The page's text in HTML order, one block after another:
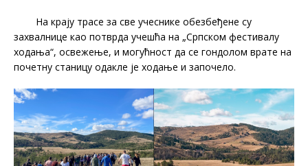
На крају трасе за све учеснике обезбеђене су
захвалнице као потврда учешћа на „Српском фестивалу
ходања“, освежење, и могућност да се гондолом врате на
почетну станицу одакле је ходање и започело.